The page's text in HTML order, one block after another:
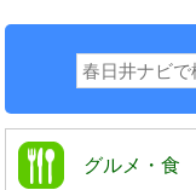
グルメ・食